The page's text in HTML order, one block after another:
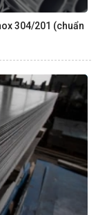
304/201 (chuẩn